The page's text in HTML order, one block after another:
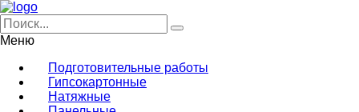
Меню
Подготовительные работы
Гипсокартонные
Натяжные